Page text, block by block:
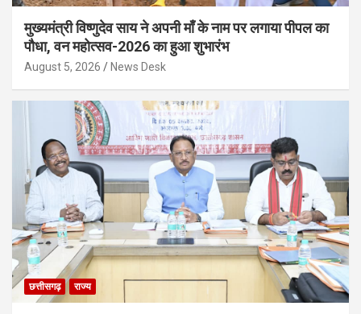
मुख्यमंत्री विष्णुदेव साय ने अपनी माँ के नाम पर लगाया पीपल का
पौधा, वन महोत्सव-2026 का हुआ शुभारंभ
August 5, 2026 News Desk
छत्तीसगढ़ राज्य